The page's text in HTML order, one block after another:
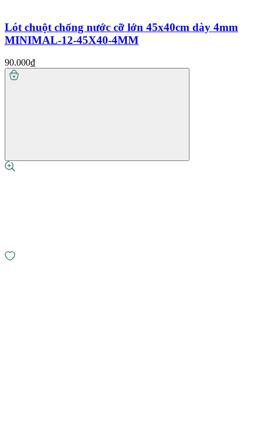
Lót chuột chống nước cỡ lớn 45x40cm dày 4mm
MINIMAL-12-45X40-4MM
90.000₫